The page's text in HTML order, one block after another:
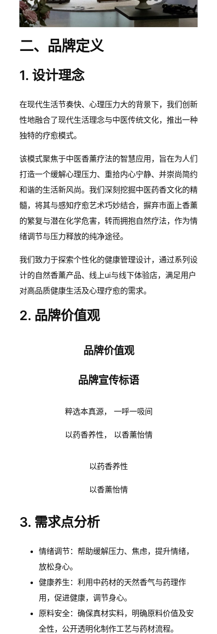
二、品牌定义
1. 设计理念
在现代生活节奏快、心理压力大的背景下，我们创新
性地融合了现代生活理念与中医传统文化，推出一种
独特的疗愈模式。
该模式聚焦于中医香薰疗法的智慧应用，旨在为人们
打造一个缓解心理压力、重拾内心宁静、并崇尚简约
和谐的生活新风尚。我们深刻挖掘中医药香文化的精
髓，将其与感知疗愈艺术巧妙结合，摒弃市面上香薰
的繁复与潜在化学危害，转而拥抱自然疗法，作为情
绪调节与压力释放的纯净途径。
我们致力于探索个性化的健康管理设计，通过系列设
计的自然香薰产品、线上ui与线下体验店，满足用户
对高品质健康生活及心理疗愈的需求。
2. 品牌价值观
品牌价值观
品牌宣传标语
粹选本真源， 一呼一吸间
以药香养性， 以香薰怡情
以药香养性
以香薰怡情
3. 需求点分析
情绪调节：帮助缓解压力、焦虑，提升情绪，
放松身心。
健康养生：利用中药材的天然香气与药理作
用，促进健康，调节身心。
原料安全：确保真材实料，明确原料价值及安
全性，公开透明化制作工艺与药材流程。